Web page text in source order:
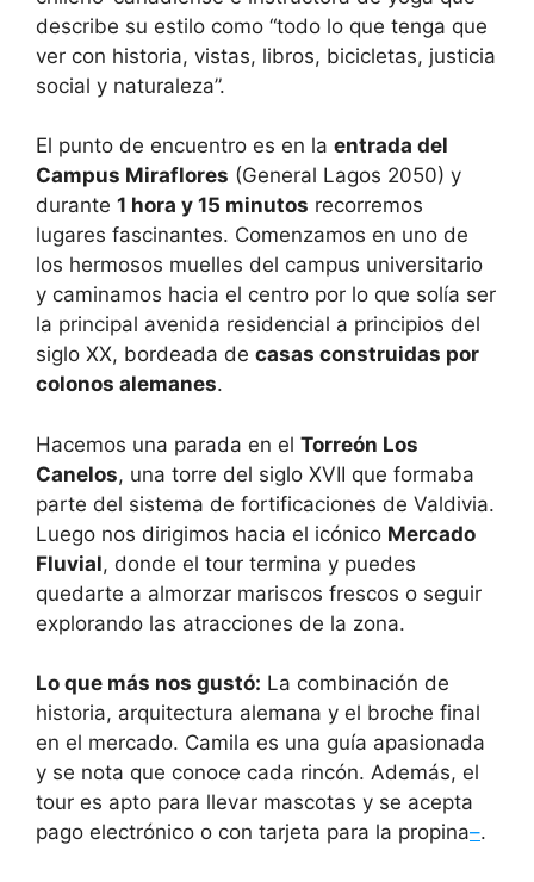
describe su estilo como “todo lo que tenga que
ver con historia, vistas, libros, bicicletas, justicia
social y naturaleza”.
El punto de encuentro es en la entrada del
Campus Miraflores (General Lagos 2050) y
durante 1 hora y 15 minutos recorremos
lugares fascinantes. Comenzamos en uno de
los hermosos muelles del campus universitario
y caminamos hacia el centro por lo que solía ser
la principal avenida residencial a principios del
siglo XX, bordeada de casas construidas por
colonos alemanes.
Hacemos una parada en el Torreón Los
Canelos, una torre del siglo XVII que formaba
parte del sistema de fortificaciones de Valdivia.
Luego nos dirigimos hacia el icónico Mercado
Fluvial, donde el tour termina y puedes
quedarte a almorzar mariscos frescos o seguir
explorando las atracciones de la zona.
Lo que más nos gustó: La combinación de
historia, arquitectura alemana y el broche final
en el mercado. Camila es una guía apasionada
y se nota que conoce cada rincón. Además, el
tour es apto para llevar mascotas y se acepta
pago electrónico o con tarjeta para la propina–.